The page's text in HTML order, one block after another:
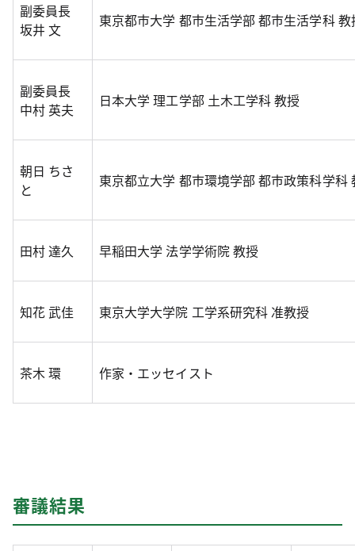
副委員長
坂井 文
東京都市大学 都市生活学部 都市生活学科 教
副委員長
中村 英夫
日本大学 理工学部 土木工学科 教授
朝日 ちさ
と
東京都立大学 都市環境学部 都市政策科学科
田村 達久 早稲田大学 法学学術院 教授
知花 武佳 東京大学大学院 工学系研究科 准教授
茶木 環 作家・エッセイスト
審議結果